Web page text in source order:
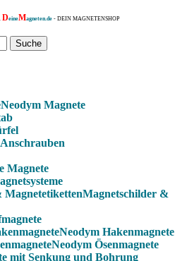
DeineMagneten.de - DEIN MAGNETENSHOP
Suche
Neodym Magnete
Magnete
Magnetschilder &
Neodym Hakenmagnete
Neodym Ösenmagnete